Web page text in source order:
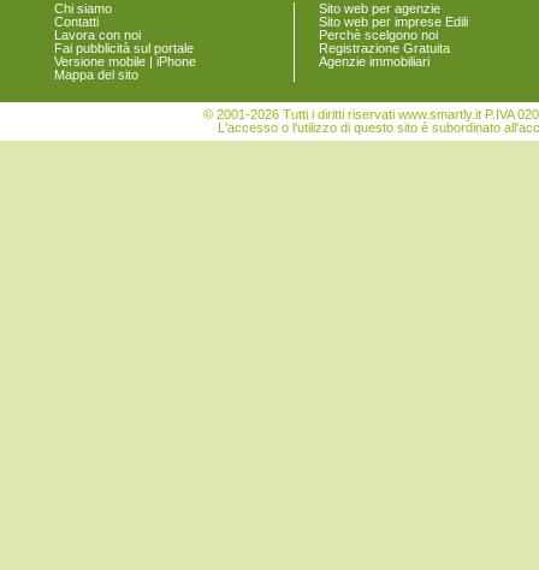
Chi siamo
Contatti
Lavora con noi
Fai pubblicità sul portale
Versione mobile | iPhone
Mappa del sito
Sito web per agenzie
Sito web per imprese Edili
Perchè scelgono noi
Registrazione Gratuita
Agenzie immobiliari
© 2001-2026 Tutti i diritti riservati www.smartly.it P.IVA
L'accesso o l'utilizzo di questo sito è subordinato